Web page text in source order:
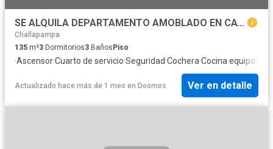
SE ALQUILA DEPARTAMENTO AMOBLADO EN CAYMA A524
Challapampa
135 m²3 Dormitorios3 BañosPiso
·Ascensor·Cuarto de servicio·Seguridad·Cochera·Cocina equipada
Actualizado hace más de 1 mes en Doomos Ver en detalle